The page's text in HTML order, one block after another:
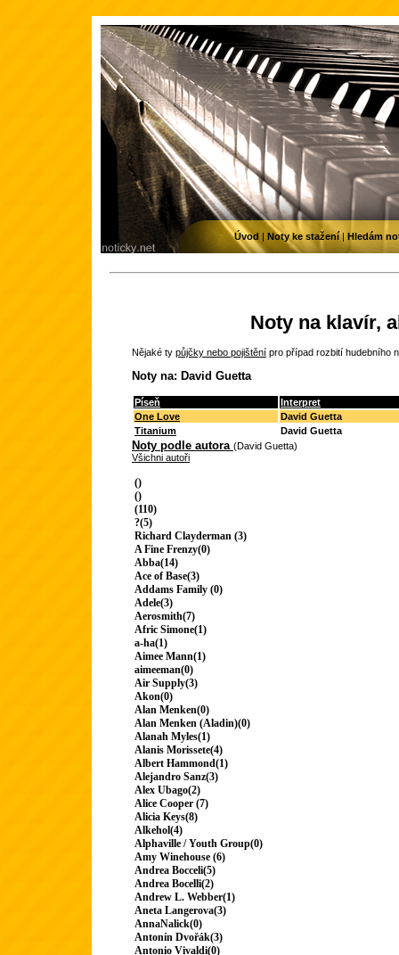
Noty na klavír,
Nějaké ty půjčky nebo pojištění pro případ rozbití hudebního
Noty na: David Guetta
Píseň
Interpret
One Love
David Guetta
Titanium
David Guetta
Noty podle autora (David Guetta)
Všichni autoři
()
()
(110)
?(5)
Richard Clayderman (3)
A Fine Frenzy(0)
Abba(14)
Ace of Base(3)
Addams Family (0)
Adele(3)
Aerosmith(7)
Afric Simone(1)
a-ha(1)
Aimee Mann(1)
aimeeman(0)
Air Supply(3)
Akon(0)
Alan Menken(0)
Alan Menken (Aladin)(0)
Alanah Myles(1)
Alanis Morissete(4)
Albert Hammond(1)
Alejandro Sanz(3)
Alex Ubago(2)
Alice Cooper (7)
Alicia Keys(8)
Alkehol(4)
Alphaville / Youth Group(0)
Amy Winehouse (6)
Andrea Bocceli(5)
Andrea Bocelli(2)
Andrew L. Webber(1)
Aneta Langerova(3)
AnnaNalick(0)
Antonín Dvořák(3)
Antonio Vivaldi(0)
Úvod | Noty ke stažení| Hledám